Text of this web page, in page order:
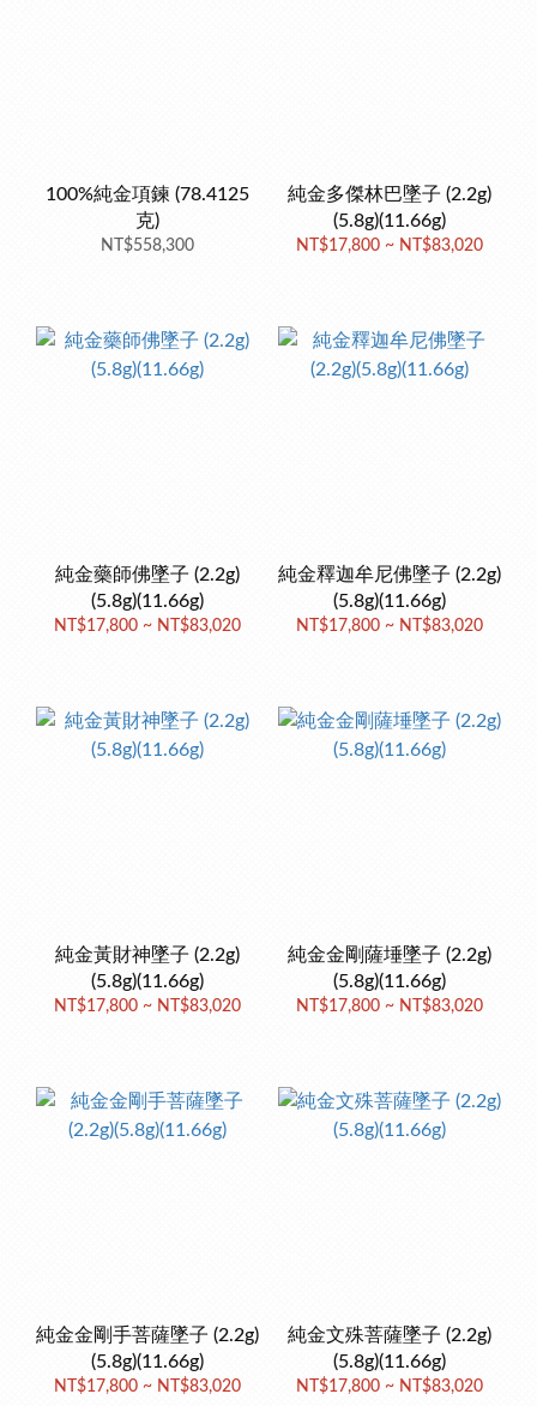
100%純金項鍊 (78.4125
克)
NT$558,300
純金多傑林巴墜子 (2.2g)
(5.8g)(11.66g)
NT$17,800 ~ NT$83,020
純金藥師佛墜子 (2.2g)
(5.8g)(11.66g)
NT$17,800 ~ NT$83,020
純金釋迦牟尼佛墜子 (2.2g)
(5.8g)(11.66g)
NT$17,800 ~ NT$83,020
純金黃財神墜子 (2.2g)
(5.8g)(11.66g)
NT$17,800 ~ NT$83,020
純金金剛薩埵墜子 (2.2g)
(5.8g)(11.66g)
NT$17,800 ~ NT$83,020
純金金剛手菩薩墜子 (2.2g)
(5.8g)(11.66g)
NT$17,800 ~ NT$83,020
純金文殊菩薩墜子 (2.2g)
(5.8g)(11.66g)
NT$17,800 ~ NT$83,020